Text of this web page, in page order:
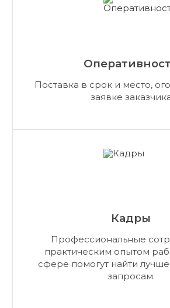
Поставка в срок и место,
заявке
Кадры
Профессиональные
практическим опытом
сфере помогут найти
запросам.